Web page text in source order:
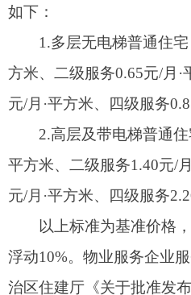
号）及《住宅物业服务标准》（
定执行，严格落实质价相符。
普通住宅小区及
保障性住房
小区
业主大会与物业服务企业协商确
标准；
（三）非普通住宅及非住宅
行市场调节价，由业主（产权人
（四）业主将普通住宅改为
宅收取物业公共服务费；物业管
幼儿园、学校、养老院（福利院